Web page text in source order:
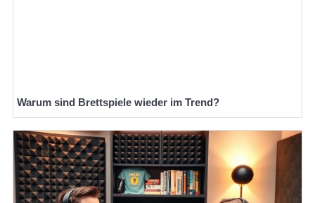
Warum sind Brettspiele wieder im Trend?